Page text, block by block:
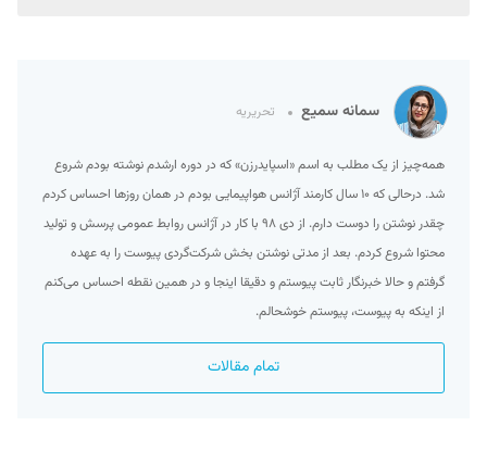
سمانه سمیع تحریریه
همه‌چیز از یک مطلب به اسم «اسپایدرزن» که در دوره ارشدم نوشته بودم شروع
شد. درحالی که ۱۰ سال کارمند آژانس هواپیمایی بودم در همان روزها احساس کردم
چقدر نوشتن را دوست دارم. از دی ۹۸ با کار در آژانس روابط عمومی پرسش و تولید
محتوا شروع کردم. بعد از مدتی نوشتن بخش شرکت‌گردی پیوست را به عهده
گرفتم و حالا خبرنگار ثابت پیوستم و دقیقا اینجا و در همین نقطه احساس می‌کنم
از اینکه به پیوست، پیوستم خوشحالم.
تمام مقالات